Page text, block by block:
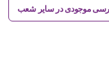
موجودی در سایر شعب